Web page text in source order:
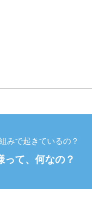
みで起きているの？
って、何なの？